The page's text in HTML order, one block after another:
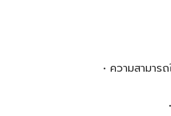
• ความสามา